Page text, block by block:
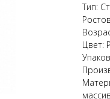
Тип:
Цвет: